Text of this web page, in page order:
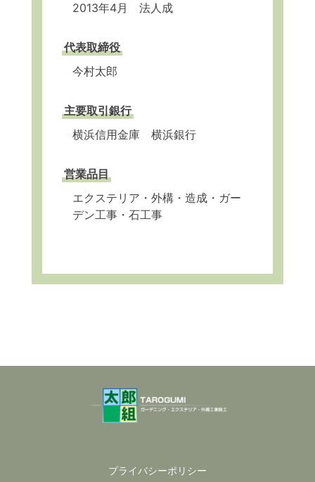
2013年4月 法人成
代表取締役
今村太郎
主要取引銀行
横浜信用金庫 横浜銀行
営業品目
エクステリア・外構・造成・ガー
デン工事・石工事
プライバシーポリシー